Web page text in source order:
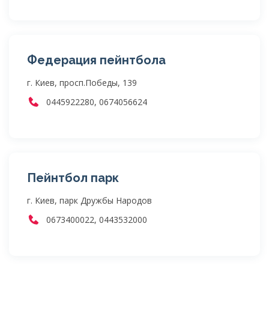
Федерация пейнтбола
г. Киев, просп.Победы, 139
0445922280, 0674056624
Пейнтбол парк
г. Киев, парк Дружбы Народов
0673400022, 0443532000